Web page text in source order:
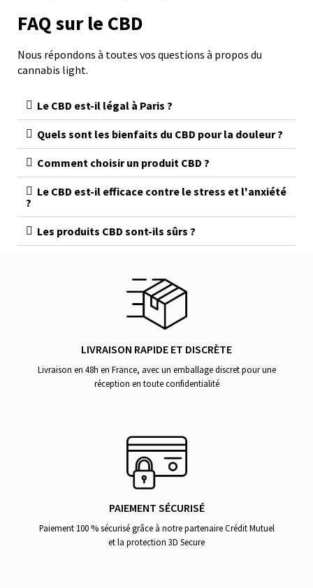
FAQ sur le CBD
Nous répondons à toutes vos questions à propos du
cannabis light.
Le CBD est-il légal à Paris ?
Quels sont les bienfaits du CBD pour la douleur ?
Comment choisir un produit CBD ?
Le CBD est-il efficace contre le stress et l'anxiété
?
Les produits CBD sont-ils sûrs ?
LIVRAISON RAPIDE ET DISCRÈTE
Livraison en 48h en France, avec un emballage discret pour une
réception en toute confidentialité
PAIEMENT SÉCURISÉ
Paiement 100 % sécurisé grâce à notre partenaire Crédit Mutuel
et la protection 3D Secure